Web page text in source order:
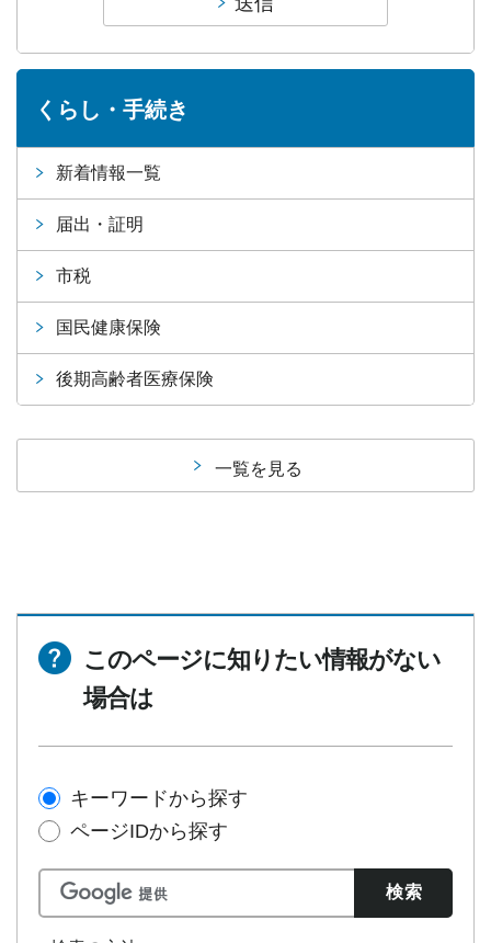
くらし・手続き
新着情報一覧
届出・証明
市税
国民健康保険
後期高齢者医療保険
一覧を見る
このページに知りたい情報がない
場合は
キーワードから探す
ページIDから探す